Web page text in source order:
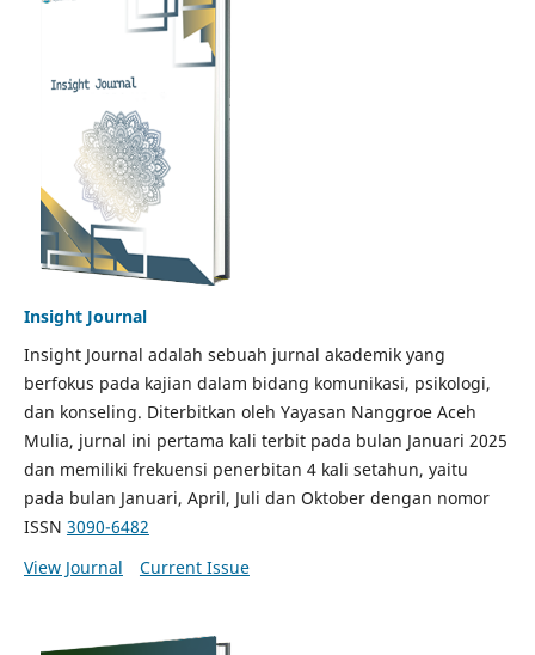
Insight Journal
Insight Journal adalah sebuah jurnal akademik yang
berfokus pada kajian dalam bidang komunikasi, psikologi,
dan konseling. Diterbitkan oleh Yayasan Nanggroe Aceh
Mulia, jurnal ini pertama kali terbit pada bulan Januari 2025
dan memiliki frekuensi penerbitan 4 kali setahun, yaitu
pada bulan Januari, April, Juli dan Oktober dengan nomor
ISSN 3090-6482
View Journal
Current Issue